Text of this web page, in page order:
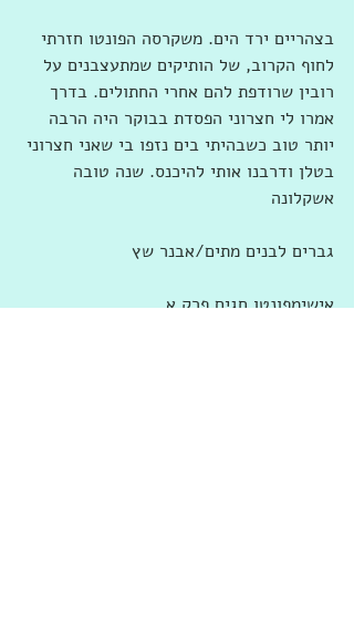
בצהריים ירד הים. משקרסה הפונטו חזרתי
לחוף הקרוב, של הותיקים שמתעצבנים על
רובין שרודפת להם אחרי החתולים. בדרך
אמרו לי חצרוני הפסדת בבוקר היה הרבה
יותר טוב כשבהיתי בים נזפו בי שאני חצרוני
בטלן ודרבנו אותי להיכנס. שנה טובה
אשקלונה
גברים לבנים מתים/אבנר שץ
אישימפונטו חגים פרק א